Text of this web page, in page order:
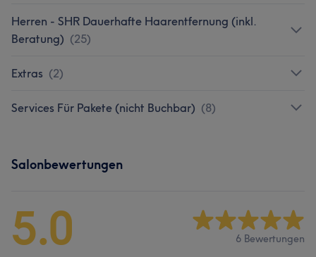
Herren - SHR Dauerhafte Haarentfernung (inkl.
Beratung) (25)
Extras (2)
Services Für Pakete (nicht Buchbar) (8)
Salonbewertungen
5.0 6 Bewertungen